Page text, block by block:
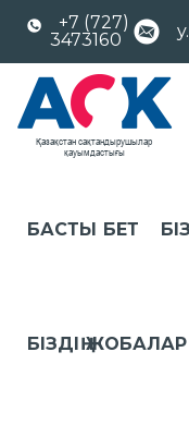
+7 (727)
3473160
БАСТЫ БЕТ
БІЗДІҢ ЖОБАЛАР